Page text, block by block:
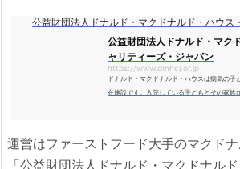
公益財団法人ドナルド・マクドナルド・ハウス
公益財団法人ドナルド・マク
ャリティーズ・ジャパン
https://www.dmhcj.or.jp
ドナルド・マクドナルド・ハウスは病気の子
在施設です。入院している子どもとその家族
運営はファーストフード大手のマクド
「公益財団法人ドナルド・マクドナル